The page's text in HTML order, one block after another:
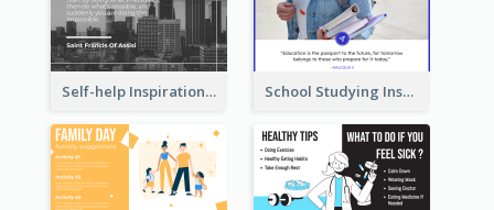
Self-help Inspirational Quote Of Today Twitter Post School Studying Inspirational Quote Twitter Post